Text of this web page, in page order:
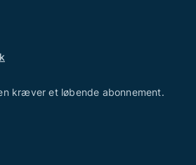
kræver et løbende abonnement.